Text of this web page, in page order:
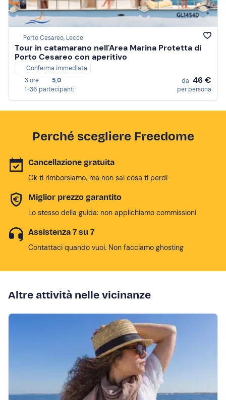
Porto Cesareo, Lecce
Tour in catamarano nell'Area Marina Protetta di
Porto Cesareo con aperitivo
Conferma immediata
3 ore
5,0
1-36 partecipanti
da 46 €
per persona
Perché scegliere Freedome
Cancellazione gratuita
Ok ti rimborsiamo, ma non sai cosa ti perdi
Miglior prezzo garantito
Lo stesso della guida: non applichiamo commissioni
Assistenza 7 su 7
Contattaci quando vuoi. Non facciamo ghosting
Altre attività nelle vicinanze